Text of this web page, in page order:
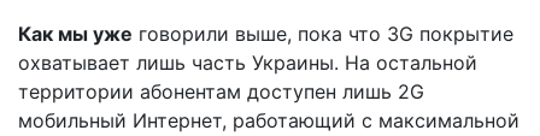
Как мы уже говорили выше, пока что 3G покрытие
охватывает лишь часть Украины. На остальной
территории абонентам доступен лишь 2G
мобильный Интернет, работающий с максимальной